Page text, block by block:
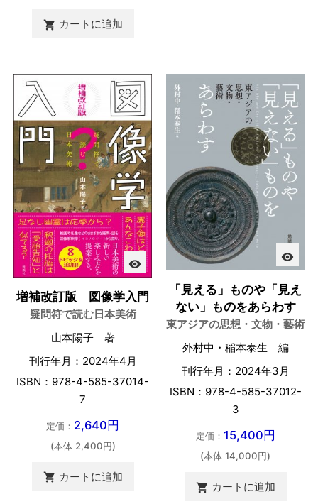
 カートに追加
visibility
増補改訂版 図像学入門
疑問符で読む日本美術
山本陽子 著
刊行年月：2024年4月
ISBN：978-4-585-37014-
7
定価： 2,640円
(本体 2,400円)
 カートに追加
visibility
「見える」ものや「見え
ない」ものをあらわす
東アジアの思想・文物・藝術
外村中・稲本泰生 編
刊行年月：2024年3月
ISBN：978-4-585-37012-
3
定価： 15,400円
(本体 14,000円)
 カートに追加